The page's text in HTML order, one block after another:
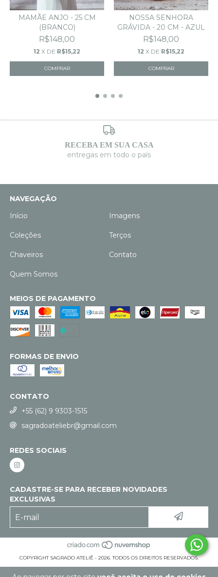
MAMÃE ANJO - 25 CM
(BRANCO)
R$148,00
12 X DE R$15,22
NOSSA SENHORA
GRÁVIDA - 20 CM - AZUL
R$148,00
12 X DE R$15,22
RECEBA EM SUA CASA
entregas em todo o país
NAVEGAÇÃO
Início
Imagens
Coleções Terços
Chaveiros Contato
Quem Somos
MEIOS DE PAGAMENTO
FORMAS DE ENVIO
CONTATO
+55 (62) 9 9303-1515
sagradoateliebr@gmail.com
REDES SOCIAIS
CADASTRE-SE PARA RECEBER NOVIDADES
EXCLUSIVAS
COPYRIGHT SAGRADO ATELIÊ - 2026. TODOS OS DIREITOS RESERVADOS.